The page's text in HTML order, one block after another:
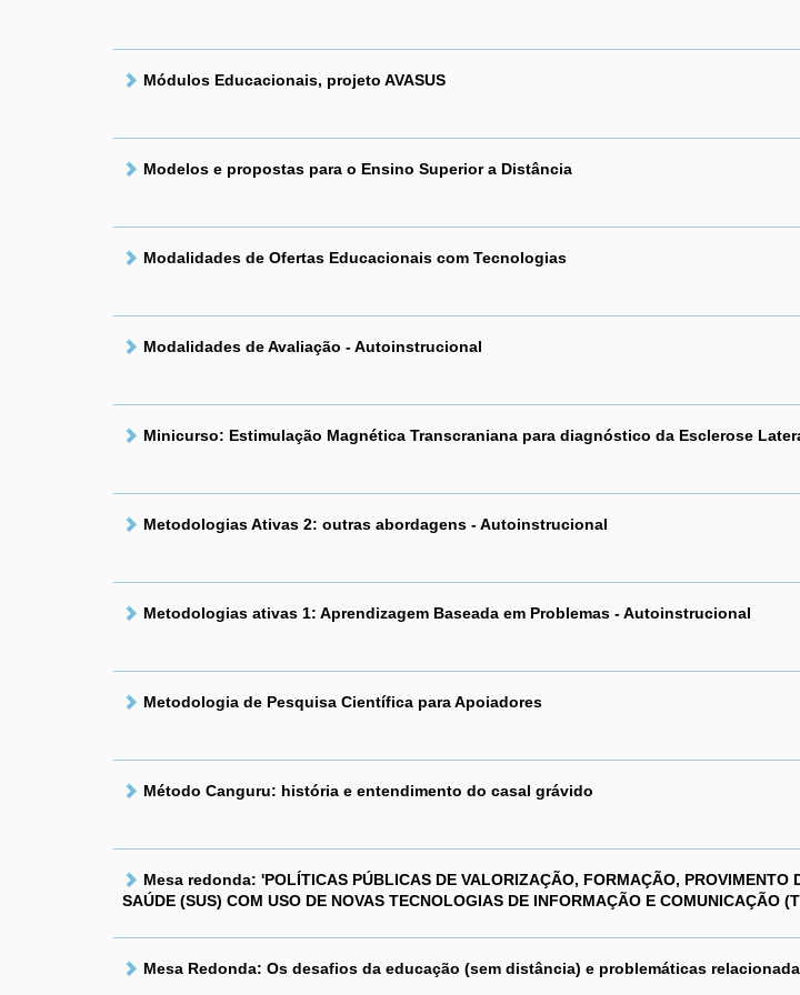
Módulos Educacionais, projeto AVASUS
Modelos e propostas para o Ensino Superior a Distância
Modalidades de Ofertas Educacionais com Tecnologias
Modalidades de Avaliação - Autoinstrucional
Minicurso: Estimulação Magnética Transcraniana para diagnóstico da Esclerose
Metodologias Ativas 2: outras abordagens - Autoinstrucional
Metodologias ativas 1: Aprendizagem Baseada em Problemas - Autoinstrucional
Metodologia de Pesquisa Científica para Apoiadores
Método Canguru: história e entendimento do casal grávido
Mesa redonda: 'POLÍTICAS PÚBLICAS DE VALORIZAÇÃO, FORMAÇÃO, PROVIMENTO
SAÚDE (SUS) COM USO DE NOVAS TECNOLOGIAS DE INFORMAÇÃO E COMUNICAÇÃO
Mesa Redonda: Os desafios da educação (sem distância) e problemáticas